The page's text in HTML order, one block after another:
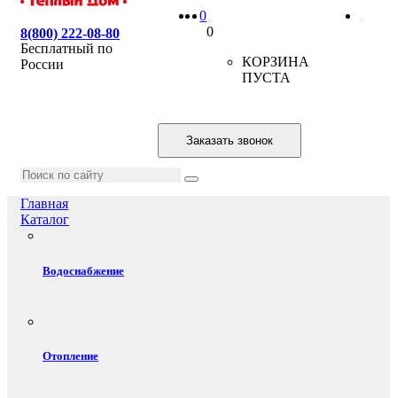
8(800) 222-08-80
Бесплатный по
России
0
0
КОРЗИНА
ПУСТА
Заказать звонок
Главная
Каталог
Водоснабжение
Отопление